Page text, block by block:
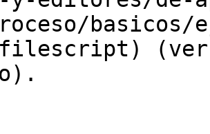
basicos/
(ver